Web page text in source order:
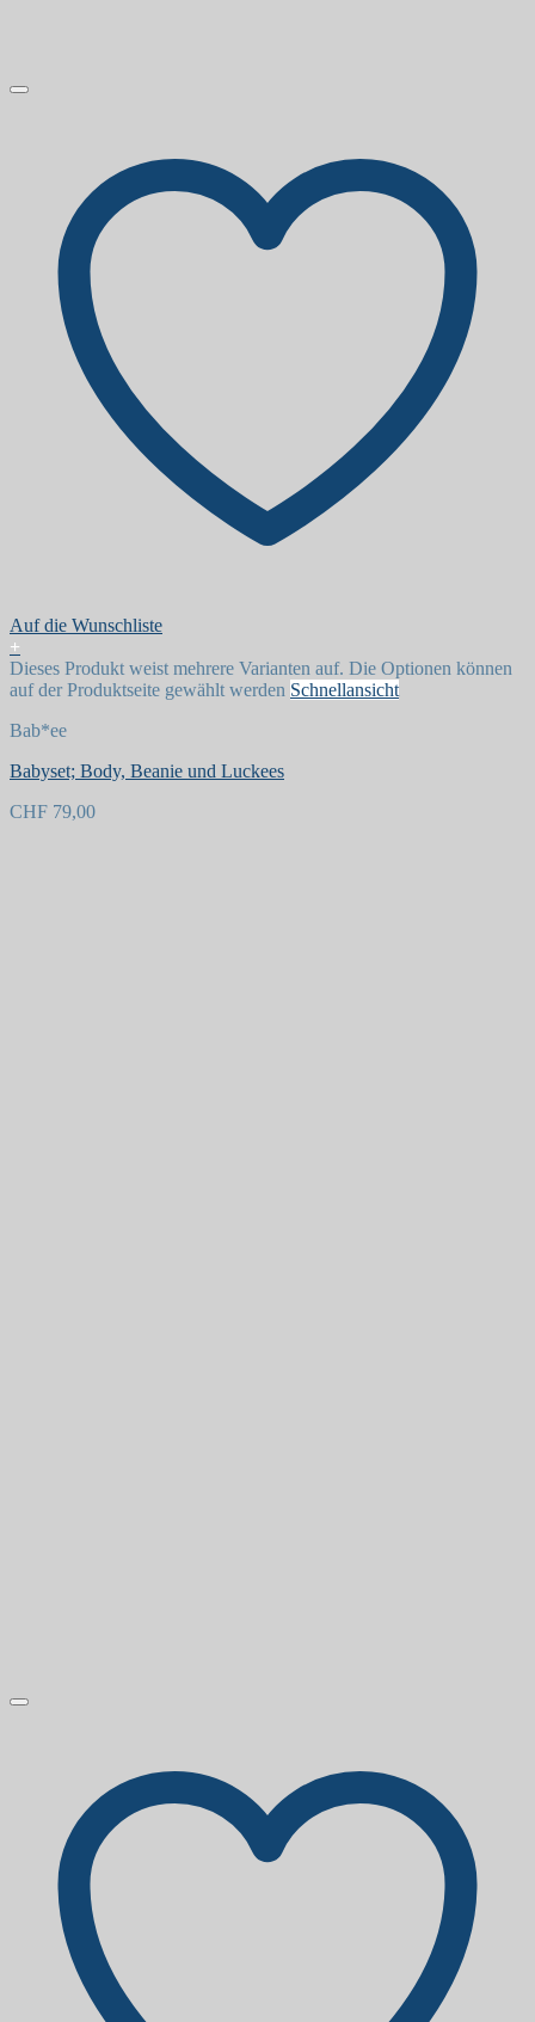
Auf die Wunschliste
+
Dieses Produkt weist mehrere Varianten auf. Die Optionen können
auf der Produktseite gewählt werden Schnellansicht
Bab*ee
Babyset; Body, Beanie und Luckees
CHF 79,00